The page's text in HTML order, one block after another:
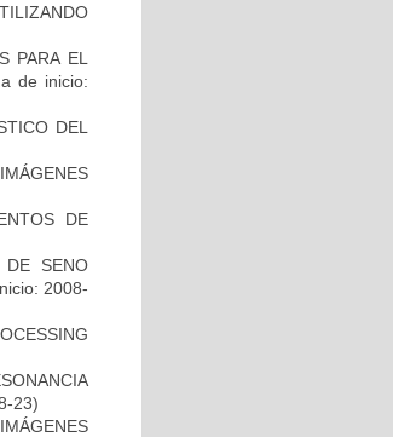
PARA EL
de inicio:
DEL
DE
DE SENO
2008-
23)